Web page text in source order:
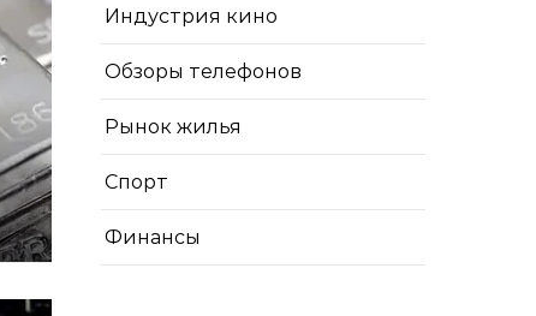
Индустрия кино
Обзоры телефонов
Рынок жилья
Спорт
Финансы